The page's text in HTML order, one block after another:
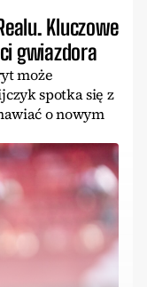
Kluczowe
gwiazdora
może
spotka się z
o nowym